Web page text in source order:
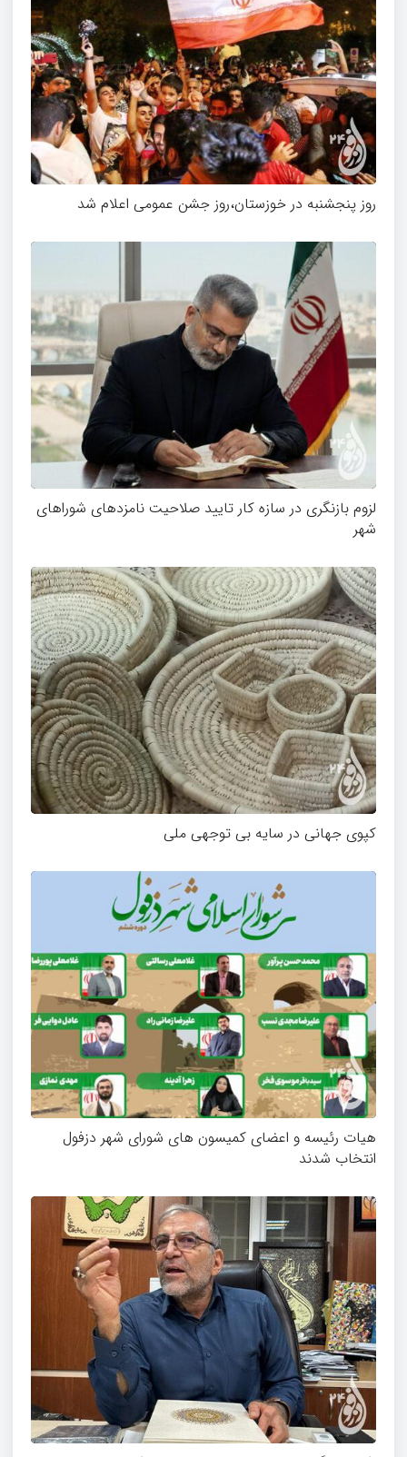
روز پنجشنبه در خوزستان،روز جشن عمومی اعلام شد
لزوم بازنگری در سازه کار تایید صلاحیت نامزدهای شوراهای
شهر
کپوی جهانی در سایه بی توجهی ملی
هیات رئیسه و اعضای کمیسون های شورای شهر دزفول
انتخاب شدند